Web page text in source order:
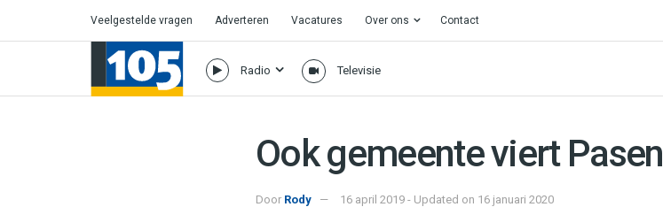
Veelgestelde vragen Adverteren Vacatures Over ons Contact
Radio Televisie
Ook gemeente viert Pasen
Door Rody 16 april 2019 - Updated on 16 januari 2020